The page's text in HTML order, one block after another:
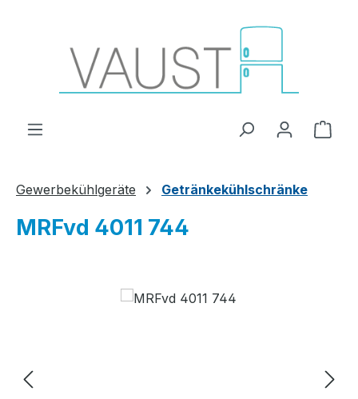
Gewerbekühlgeräte Getränkekühlschränke
MRFvd 4011 744
Bildergalerie überspringen